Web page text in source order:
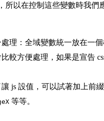
所以在控制這些變數時我們
理：全域變數統一放在一
較方便處理，如果是宣告
js 設值，可以試著加上前綴
等等。